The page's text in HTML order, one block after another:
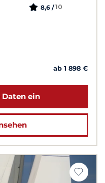
8,6 /10
ab 1 898 €
Daten ein